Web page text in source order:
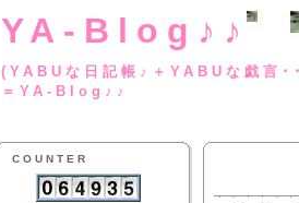
YA-Blog♪♪
(YABUな日記帳♪
＝YA-Blog♪♪
COUNTER